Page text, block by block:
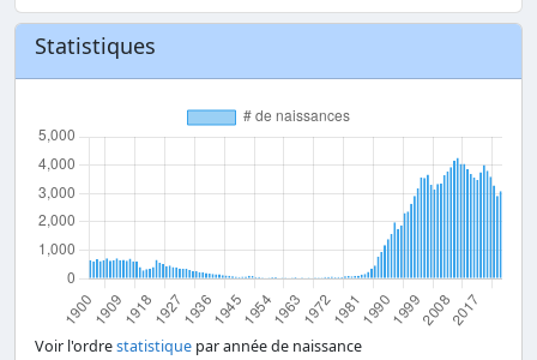
Statistiques
Voir l'ordrestatistique par année de naissance